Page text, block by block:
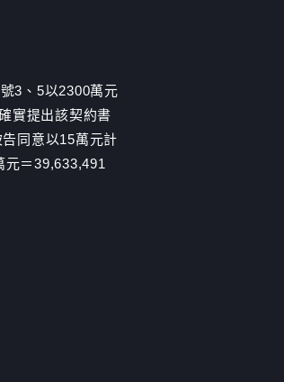
3、5以2300萬元
實提出該契約書
同意以15萬元計
元＝39,633,491